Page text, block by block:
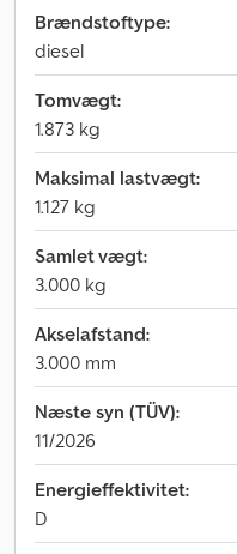
Brændstoftype:
diesel
Tomvægt:
1.873 kg
Maksimal lastvægt:
1.127 kg
Samlet vægt:
3.000 kg
Akselafstand:
3.000 mm
Næste syn (TÜV):
11/2026
Energieffektivitet:
D